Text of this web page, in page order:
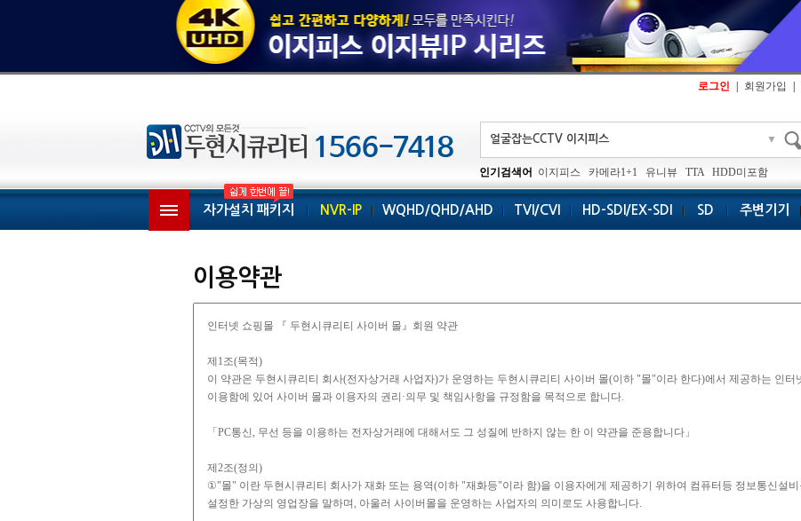
로그인 회원가입
▼
인기검색어 이지피스 카메라1+1 유니뷰 TTA HDD미포함
자가설치 패키지 NVR-IP WQHD/QHD/AHD TVI/CVI HD-SDI/EX-SDI SD 주변기기
이용약관